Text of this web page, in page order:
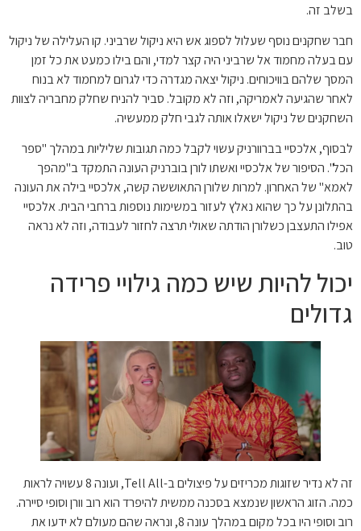
בשלב זה.
חבר שחקנים נוסף שעלול לספוג אש היא ניקול שרביני. קו העלילה של ניקול
עם בעלה מחמוד אל שרביני היה קצר למדי, והם בילו כמעט את כל זמן
המסך שלהם בוויכוחים. ניקול יצאה מגדרה כדי לגרום למחמוד לא בנוח
לאחר שהגיעה לאמריקה, וזה לא מקובל. סביר להניח שחלק מחבריה לצוות
השחקנים של ניקול ישאלו אותה לגבי חלק ממעשיה.
לבסוף, אלכסיי בברוורניק עשוי לקבל כמה תגובות שליליות במהלך "ספר
הכל". הסיפור של אלכסיי ואשתו לורן בוברניק העונה התמקד ב"מהפך
לאמא" של האחרון. למרות שלורן התאוששה קשה, אלכסיי בילה את העונה
בהתלונן על כך שהוא נאלץ לעזור במשימות נוספות ברחבי הבית. אלכסיי
אפילו התעצבן כשלורן הודתה שאולי תרצה לחזור לעבודה, וזה לא נראה
טוב.
יכול להיות שיש כמה גילויי פרידה
גדולים
זה לא נדיר שזוגות מכריזים על פיצולים ב-Tell All, ועונה 8 עשויה לראות
כמה. הזוג הראשון שנמצא בסכנה ממשית להיפרד הוא רוב וורן וסופי סיירה.
רוב וסופי היו בכל מקום במהלך עונה 8, ונראה שהם מעולם לא ידעו את